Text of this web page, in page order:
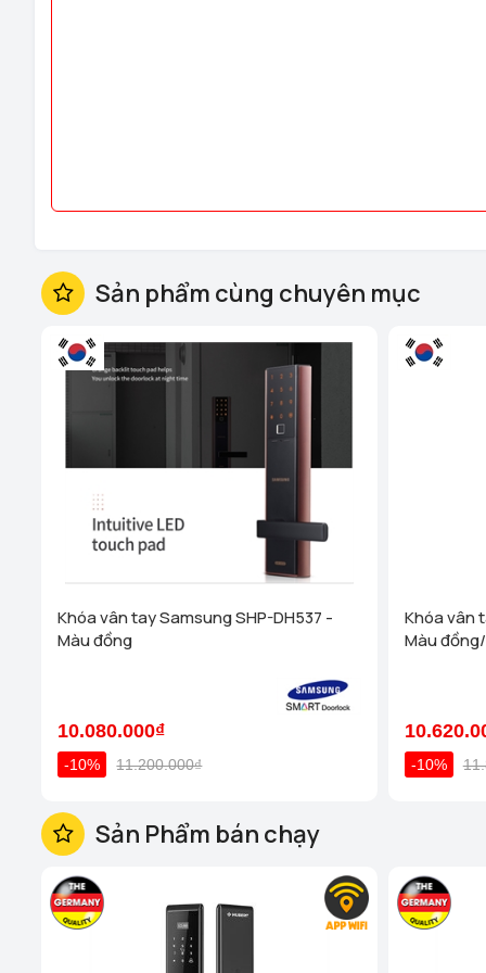
Sản phẩm cùng chuyên mục
Khóa vân tay Samsung SHP-DH537 -
Màu đồng
10.080.000₫
-10% 11.200.000₫
Khóa vân
Màu
-10%
Sản Phẩm bán chạy